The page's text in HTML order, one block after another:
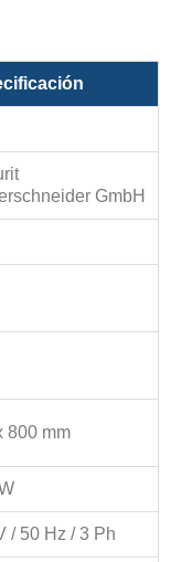
GmbH
800 mm
/ 50 Hz / 3 Ph